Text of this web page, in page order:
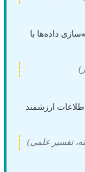
داده‌ها با
ارزشمند
تفسیر علمی)